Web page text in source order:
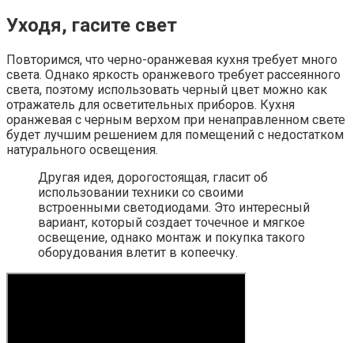
Уходя, гасите свет
Повторимся, что черно-оранжевая кухня требует много
света. Однако яркость оранжевого требует рассеянного
света, поэтому использовать черный цвет можно как
отражатель для осветительных приборов. Кухня
оранжевая с черным верхом при ненаправленном свете
будет лучшим решением для помещений с недостатком
натурального освещения.
Другая идея, дорогостоящая, гласит об
использовании техники со своими
встроенными светодиодами. Это интересный
вариант, который создает точечное и мягкое
освещение, однако монтаж и покупка такого
оборудования влетит в копеечку.